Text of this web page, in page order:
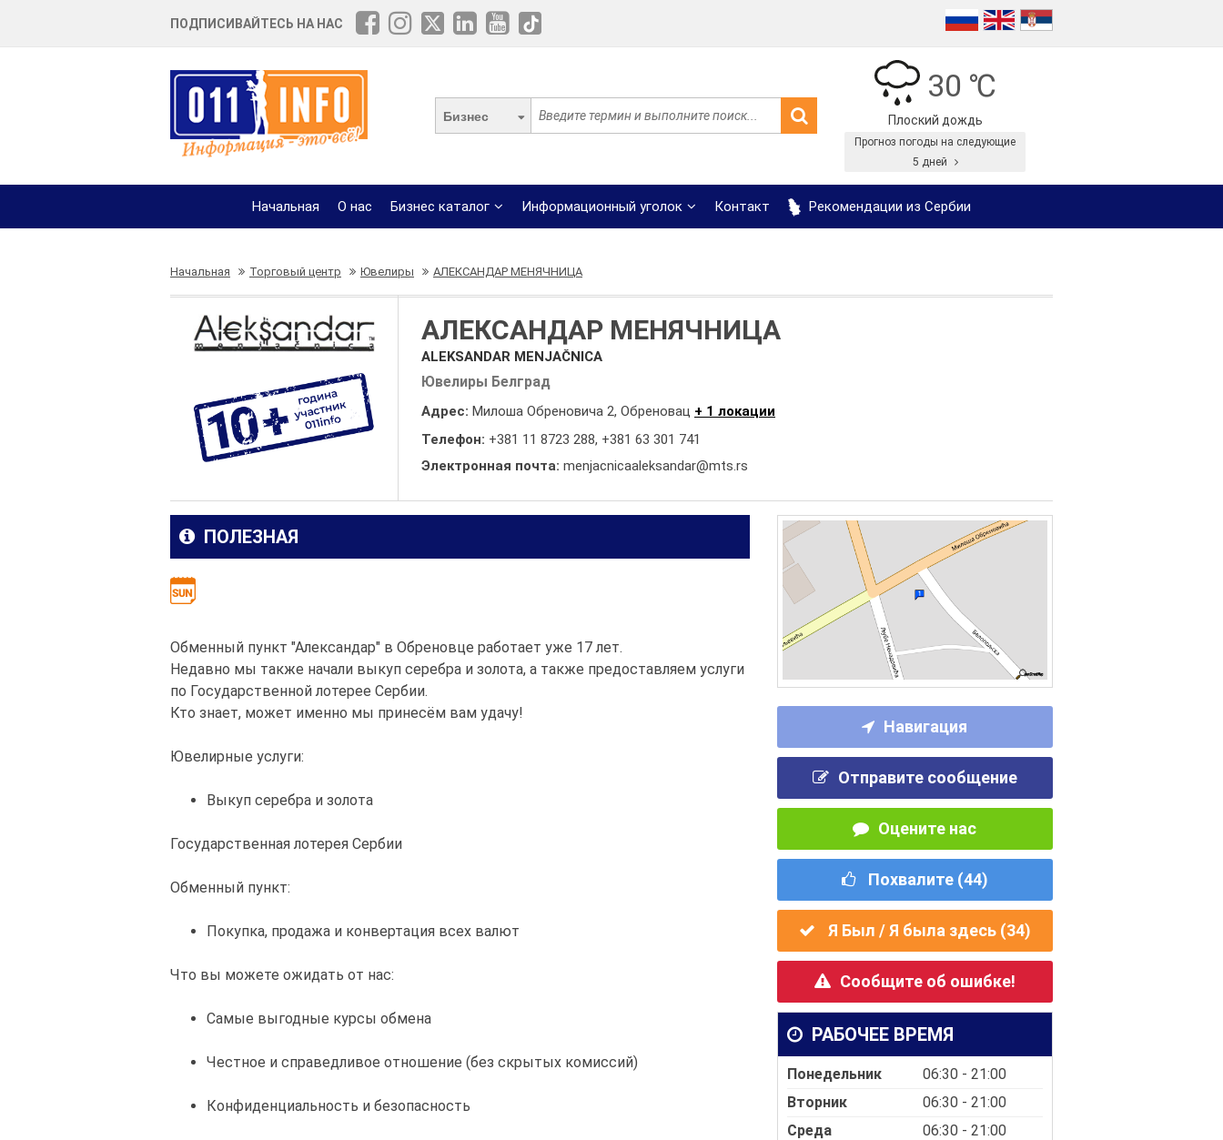
ПОДПИСИВАЙТЕСЬ НА НАС
Бизнес
30 ℃
Плоский дождь
Прогноз погоды на следующие
5 дней
Начальная О нас Бизнес каталог Информационный уголок Контакт Рекомендации из Сербии
Начальная Торговый центр Ювелиры АЛЕКСАНДАР МЕНЯЧНИЦА
АЛЕКСАНДАР МЕНЯЧНИЦА
ALEKSANDAR MENJAČNICA
Ювелиры Белград
Адрес: Милоша Обреновича 2, Обреновац + 1 локации
Телефон: +381 11 8723 288, +381 63 301 741
Электронная почта: menjacnicaaleksandar@mts.rs
Навигация
Отправите сообщение
Оцените нас
Похвалите (44)
Я Был / Я была здесь (34)
Сообщите об ошибке!
РАБОЧЕЕ ВРЕМЯ
Понедельник
06:30 - 21:00
Вторник
06:30 - 21:00
Среда
06:30 - 21:00
ПОЛЕЗНАЯ
Обменный пункт "Александар" в Обреновце работает уже 17 лет.
Недавно мы также начали выкуп серебра и золота, а также предоставляем услуги
по Государственной лотерее Сербии.
Кто знает, может именно мы принесём вам удачу!
Ювелирные услуги:
Выкуп серебра и золота
Государственная лотерея Сербии
Обменный пункт:
Покупка, продажа и конвертация всех валют
Что вы можете ожидать от нас:
Самые выгодные курсы обмена
Честное и справедливое отношение (без скрытых комиссий)
Конфиденциальность и безопасность